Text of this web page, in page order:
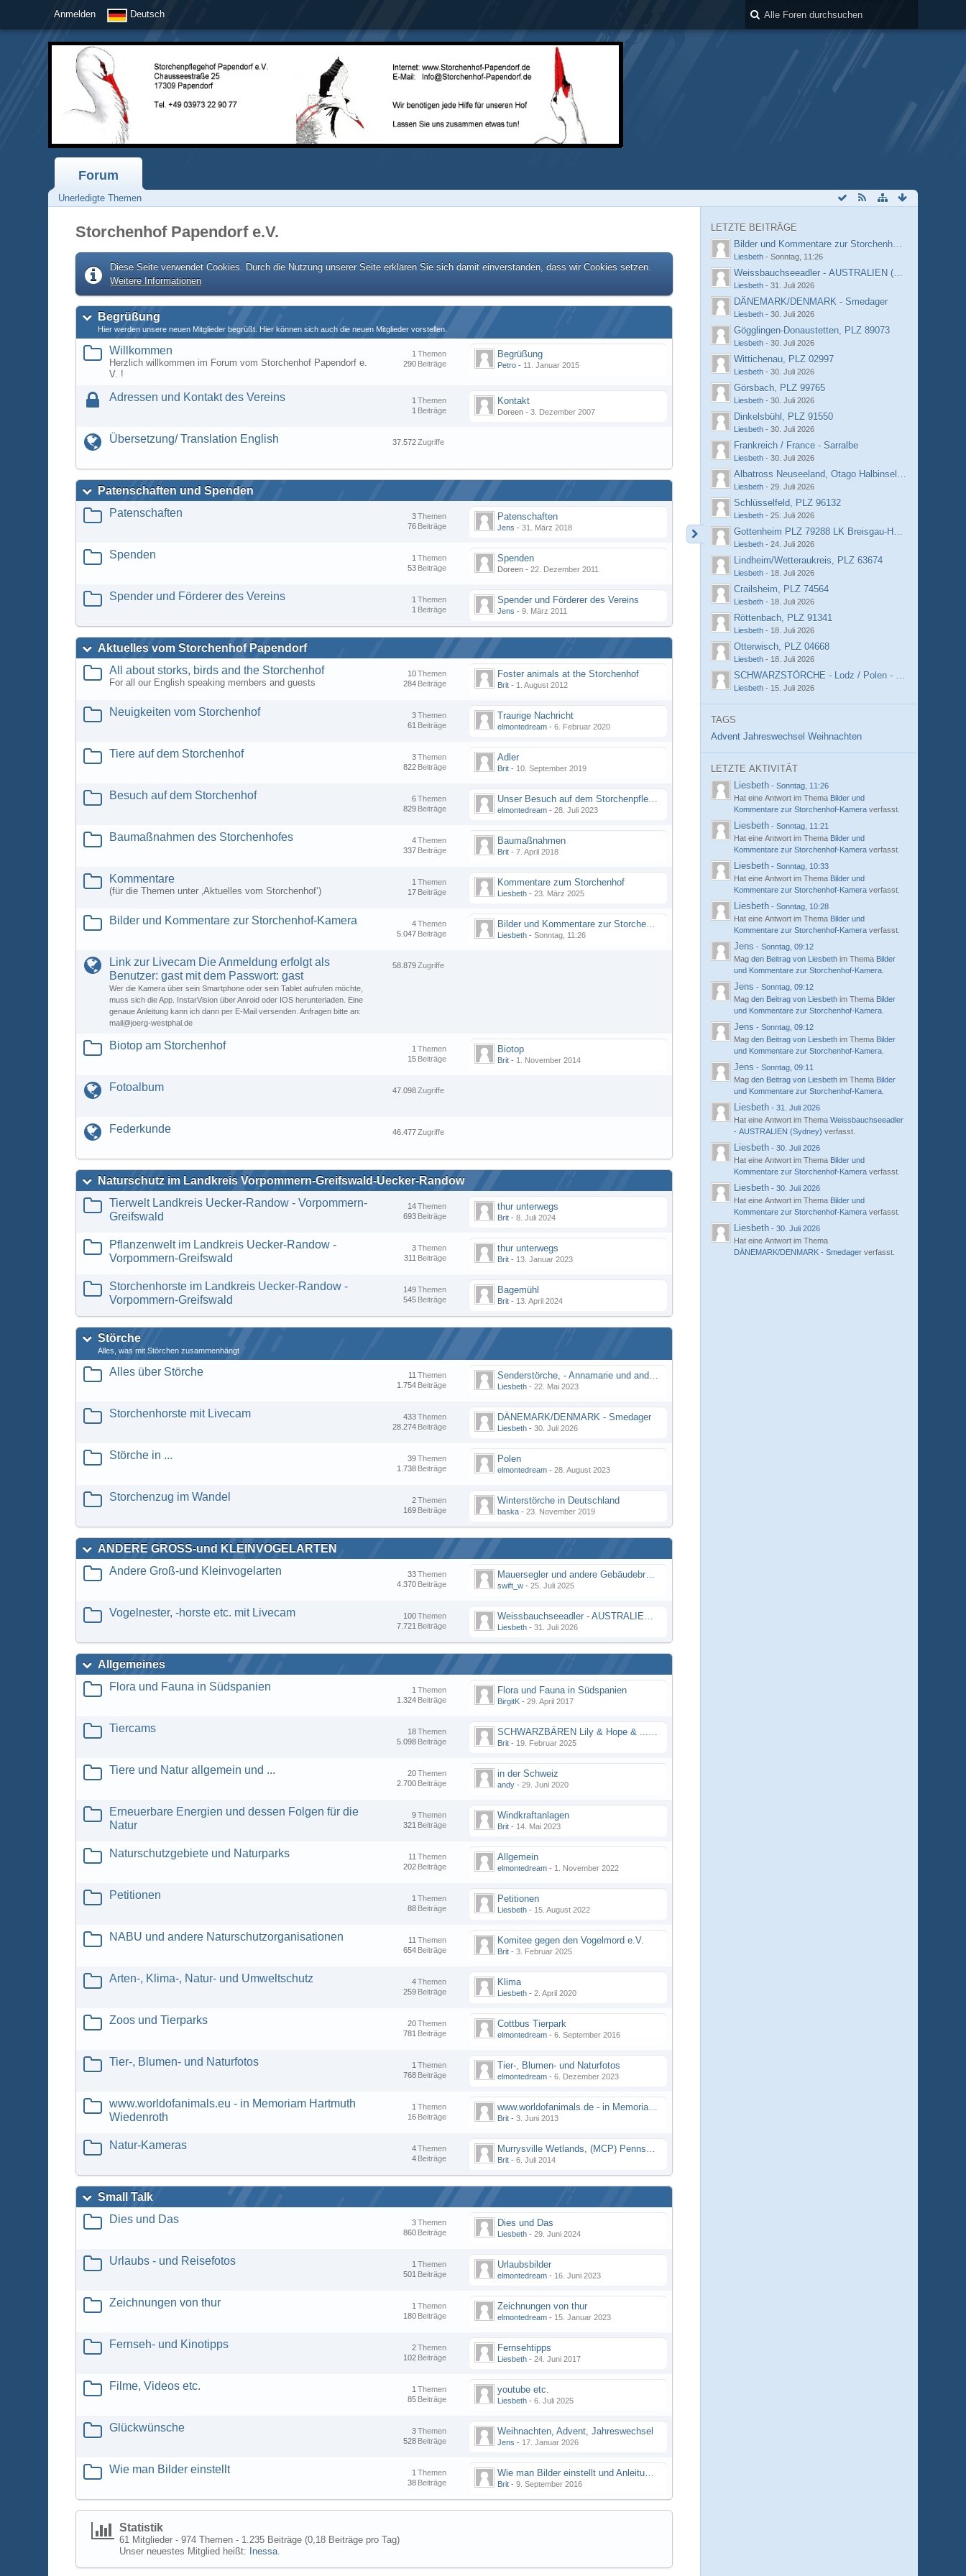
Anmelden Deutsch
Forum
Unerledigte Themen
Storchenhof Papendorf e.V.
Diese Seite verwendet Cookies. Durch die Nutzung unserer Seite erklären Sie sich damit einverstanden, dass wir Cookies setzen.
Weitere Informationen
Begrüßung
Hier werden unsere neuen Mitglieder begrüßt. Hier können sich auch die neuen Mitglieder vorstellen.
Willkommen
Herzlich willkommen im Forum vom Storchenhof Papendorf e.
V. !
Themen
1
Beiträge
290
Begrüßung
Petro - 11. Januar 2015
Adressen und Kontakt des Vereins Themen
1
Beiträge
1
Kontakt
Doreen -3. Dezember 2007
Übersetzung/ Translation English Zugriffe
37.572
Patenschaften und Spenden
Patenschaften
Themen
3
Beiträge
76
Patenschaften
Jens -31. März 2018
Spenden Themen
1
Beiträge
53
Spenden
Doreen -22. Dezember 2011
Spender und Förderer des Vereins Themen
1
Beiträge
1
Spender und Förderer des Vereins
Jens -9. März 2011
Aktuelles vom Storchenhof Papendorf
All about storks, birds and the Storchenhof
For all our English speaking members and guests
Themen
10
Beiträge
284
Foster animals at the Storchenhof
Brit - 1. August 2012
Neuigkeiten vom Storchenhof Themen
3
Beiträge
61
Traurige Nachricht
elmontedream -6. Februar 2020
Tiere auf dem Storchenhof Themen
3
Beiträge
822
Adler
Brit - 10. September 2019
Besuch auf dem Storchenhof Themen
6
Beiträge
829
Unser Besuch auf dem Storchenpflegehof
elmontedream -28. Juli 2023
Baumaßnahmen des Storchenhofes Themen
4
Beiträge
337
Baumaßnahmen
Brit -7. April 2018
Kommentare
(für die Themen unter ‚Aktuelles vom Storchenhof‘)
Themen
1
Beiträge
17
Kommentare zum Storchenhof
Liesbeth -23. März 2025
Bilder und Kommentare zur Storchenhof-Kamera Themen
4
Beiträge
5.047
Bilder und Kommentare zur Storchenhof-Kamera
Liesbeth -Sonntag, 11:26
Link zur Livecam Die Anmeldung erfolgt als
Benutzer: gast mit dem Passwort: gast
Wer die Kamera über sein Smartphone oder sein Tablet aufrufen möchte,
muss sich die App. InstarVision über Anroid oder IOS herunterladen. Eine
genaue Anleitung kann ich dann per E-Mail versenden. Anfragen bitte an:
mail@joerg-westphal.de
Zugriffe
58.879
Biotop am Storchenhof Themen
1
Beiträge
15
Biotop
Brit - 1. November 2014
Fotoalbum Zugriffe
47.098
Federkunde Zugriffe
46.477
Naturschutz im Landkreis Vorpommern-Greifswald-Uecker-Randow
Tierwelt Landkreis Uecker-Randow - Vorpommern-
Greifswald
Themen
14
Beiträge
693
thur unterwegs
Brit -8. Juli 2024
Pflanzenwelt im Landkreis Uecker-Randow -
Vorpommern-Greifswald
Themen
3
Beiträge
311
thur unterwegs
Brit - 13. Januar 2023
Storchenhorste im Landkreis Uecker-Randow -
Vorpommern-Greifswald
Themen
149
Beiträge
545
Bagemühl
Brit - 13. April 2024
Störche
Alles, was mit Störchen zusammenhängt
Alles über Störche Themen
11
Beiträge
1.754
Senderstörche, - Annamarie und andere
Liesbeth -22. Mai 2023
Storchenhorste mit Livecam Themen
433
Beiträge
28.274
DÄNEMARK/DENMARK - Smedager
Liesbeth -30. Juli 2026
Störche in ... Themen
39
Beiträge
1.738
Polen
elmontedream -28. August 2023
Storchenzug im Wandel Themen
2
Beiträge
169
Winterstörche in Deutschland
baska -23. November 2019
ANDERE GROSS-und KLEINVOGELARTEN
Andere Groß-und Kleinvogelarten
Themen
33
Beiträge
4.370
Mauersegler und andere Gebäudebrüter
swift_w -25. Juli 2025
Vogelnester, -horste etc. mit Livecam Themen
100
Beiträge
7.721
Weissbauchseeadler - AUSTRALIEN (Sydney)
Liesbeth -31. Juli 2026
Allgemeines
Flora und Fauna in Südspanien
Themen
1
Beiträge
1.324
Flora und Fauna in Südspanien
BirgitK -29. April 2017
Tiercams Themen
18
Beiträge
5.098
SCHWARZBÄREN Lily & Hope & ...? - Minnesota, USA
Brit - 19. Februar 2025
Tiere und Natur allgemein und ... Themen
20
Beiträge
2.700
in der Schweiz
andy -29. Juni 2020
Erneuerbare Energien und dessen Folgen für die
Natur
Themen
9
Beiträge
321
Windkraftanlagen
Brit - 14. Mai 2023
Naturschutzgebiete und Naturparks Themen
11
Beiträge
202
Allgemein
elmontedream - 1. November 2022
Petitionen Themen
1
Beiträge
88
Petitionen
Liesbeth - 15. August 2022
NABU und andere Naturschutzorganisationen Themen
11
Beiträge
654
Komitee gegen den Vogelmord e.V.
Brit -3. Februar 2025
Arten-, Klima-, Natur- und Umweltschutz Themen
4
Beiträge
259
Klima
Liesbeth -2. April 2020
Zoos und Tierparks Themen
20
Beiträge
781
Cottbus Tierpark
elmontedream -6. September 2016
Tier-, Blumen- und Naturfotos Themen
1
Beiträge
768
Tier-, Blumen- und Naturfotos
elmontedream -6. Dezember 2023
www.worldofanimals.eu - in Memoriam Hartmuth
Wiedenroth
Themen
1
Beiträge
16
www.worldofanimals.de - in Memoriam Hartmuth Wiedenroth
Brit -3. Juni 2013
Natur-Kameras Themen
4
Beiträge
4
Murrysville Wetlands, (MCP) Pennsylvania, USA
Brit -6. Juli 2014
Small Talk
Dies und Das
Themen
3
Beiträge
860
Dies und Das
Liesbeth -29. Juni 2024
Urlaubs - und Reisefotos Themen
1
Beiträge
501
Urlaubsbilder
elmontedream - 16. Juni 2023
Zeichnungen von thur Themen
1
Beiträge
180
Zeichnungen von thur
elmontedream - 15. Januar 2023
Fernseh- und Kinotipps Themen
2
Beiträge
102
Fernsehtipps
Liesbeth -24. Juni 2017
Filme, Videos etc. Themen
1
Beiträge
85
youtube etc.
Liesbeth -6. Juli 2025
Glückwünsche Themen
3
Beiträge
528
Weihnachten, Advent, Jahreswechsel
Jens - 17. Januar 2026
Wie man Bilder einstellt Themen
1
Beiträge
38
Wie man Bilder einstellt und Anleitungen
Brit -9. September 2016
Statistik
61 Mitglieder - 974 Themen - 1.235 Beiträge (0,18 Beiträge pro Tag)
Unser neuestes Mitglied heißt: Inessa.
LETZTE BEITRÄGE
Bilder und Kommentare zur Storchenhof-Kamera
Liesbeth -Sonntag, 11:26
Weissbauchseeadler - AUSTRALIEN (Sydney)
Liesbeth -31. Juli 2026
DÄNEMARK/DENMARK - Smedager
Liesbeth -30. Juli 2026
Gögglingen-Donaustetten, PLZ 89073
Liesbeth -30. Juli 2026
Wittichenau, PLZ 02997
Liesbeth -30. Juli 2026
Görsbach, PLZ 99765
Liesbeth -30. Juli 2026
Dinkelsbühl, PLZ 91550
Liesbeth -30. Juli 2026
Frankreich / France - Sarralbe
Liesbeth -30. Juli 2026
Albatross Neuseeland, Otago Halbinsel, Dunedin
Liesbeth -29. Juli 2026
Schlüsselfeld, PLZ 96132
Liesbeth -25. Juli 2026
Gottenheim PLZ 79288 LK Breisgau-Hochschwarzwald
Liesbeth -24. Juli 2026
Lindheim/Wetteraukreis, PLZ 63674
Liesbeth - 18. Juli 2026
Crailsheim, PLZ 74564
Liesbeth - 18. Juli 2026
Röttenbach, PLZ 91341
Liesbeth - 18. Juli 2026
Otterwisch, PLZ 04668
Liesbeth - 18. Juli 2026
SCHWARZSTÖRCHE - Lodz / Polen - DAB 2
Liesbeth - 15. Juli 2026
TAGS
Advent Jahreswechsel Weihnachten
LETZTE AKTIVITÄT
Liesbeth -Sonntag, 11:26
Hat eine Antwort im Thema Bilder und
Kommentare zur Storchenhof-Kamera verfasst.
Liesbeth -Sonntag, 11:21
Hat eine Antwort im Thema Bilder und
Kommentare zur Storchenhof-Kamera verfasst.
Liesbeth -Sonntag, 10:33
Hat eine Antwort im Thema Bilder und
Kommentare zur Storchenhof-Kamera verfasst.
Liesbeth -Sonntag, 10:28
Hat eine Antwort im Thema Bilder und
Kommentare zur Storchenhof-Kamera verfasst.
Jens -Sonntag, 09:12
Magden Beitrag von Liesbeth im Thema Bilder
und Kommentare zur Storchenhof-Kamera
Jens -Sonntag, 09:12
Magden Beitrag von Liesbeth im Thema Bilder
und Kommentare zur Storchenhof-Kamera
Jens -Sonntag, 09:12
Magden Beitrag von Liesbeth im Thema Bilder
und Kommentare zur Storchenhof-Kamera
Jens -Sonntag, 09:11
Magden Beitrag von Liesbeth im Thema Bilder
und Kommentare zur Storchenhof-Kamera
Liesbeth -31. Juli 2026
Hat eine Antwort im ThemaWeissbauchseeadler
- AUSTRALIEN (Sydney) verfasst.
Liesbeth -30. Juli 2026
Hat eine Antwort im Thema Bilder und
Kommentare zur Storchenhof-Kamera verfasst.
Liesbeth -30. Juli 2026
Hat eine Antwort im Thema Bilder und
Kommentare zur Storchenhof-Kamera verfasst.
Liesbeth -30. Juli 2026
Hat eine Antwort im Thema
DÄNEMARK/DENMARK - Smedager verfasst.